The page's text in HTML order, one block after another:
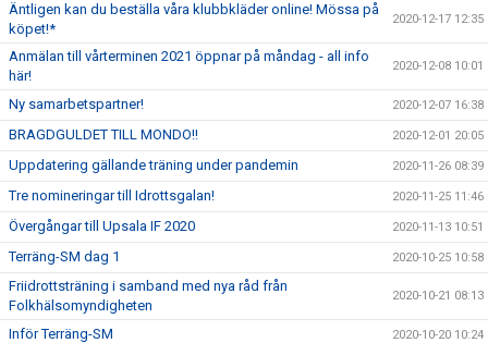
Äntligen kan du beställa våra klubbkläder online! Mössa på
köpet!*
2020-12-17 12:35
Anmälan till vårterminen 2021 öppnar på måndag - all info
här!
2020-12-08 10:01
Ny samarbetspartner! 2020-12-07 16:38
BRAGDGULDET TILL MONDO!! 2020-12-01 20:05
Uppdatering gällande träning under pandemin 2020-11-26 08:39
Tre nomineringar till Idrottsgalan! 2020-11-25 11:46
Övergångar till Upsala IF 2020 2020-11-13 10:51
Terräng-SM dag 1 2020-10-25 10:58
Friidrottsträning i samband med nya råd från
Folkhälsomyndigheten
2020-10-21 08:13
Inför Terräng-SM 2020-10-20 10:24